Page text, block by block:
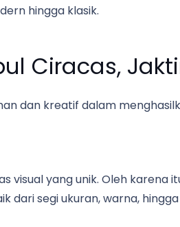
hingga klasik.
Ciracas,
dan kreatif dalam
visual yang unik. Oleh karena
dari segi ukuran, warna,